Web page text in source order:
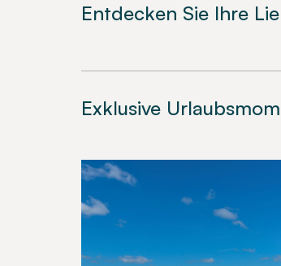
Entdecken Sie Ihre
Exklusive